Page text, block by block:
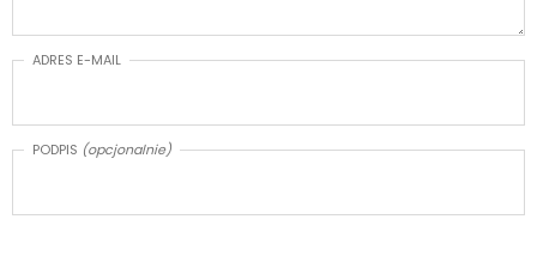
ADRES E-MAIL
PODPIS (opcjonalnie)